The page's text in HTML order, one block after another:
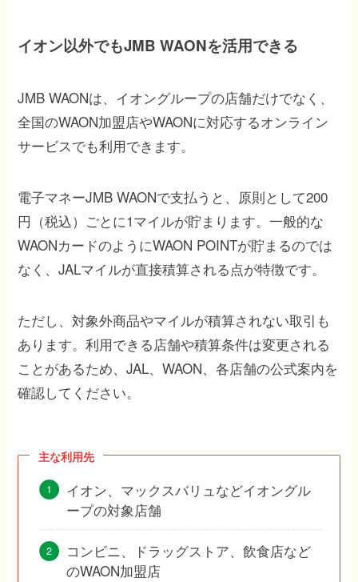
イオン以外でもJMB WAONを活用できる
JMB WAONは、イオングループの店舗だけでなく、
全国のWAON加盟店やWAONに対応するオンライン
サービスでも利用できます。
電子マネーJMB WAONで支払うと、原則として200
円（税込）ごとに1マイルが貯まります。一般的な
WAONカードのようにWAON POINTが貯まるのでは
なく、JALマイルが直接積算される点が特徴です。
ただし、対象外商品やマイルが積算されない取引も
あります。利用できる店舗や積算条件は変更される
ことがあるため、JAL、WAON、各店舗の公式案内を
確認してください。
主な利用先
イオン、マックスバリュなどイオングル
ープの対象店舗
コンビニ、ドラッグストア、飲食店など
のWAON加盟店